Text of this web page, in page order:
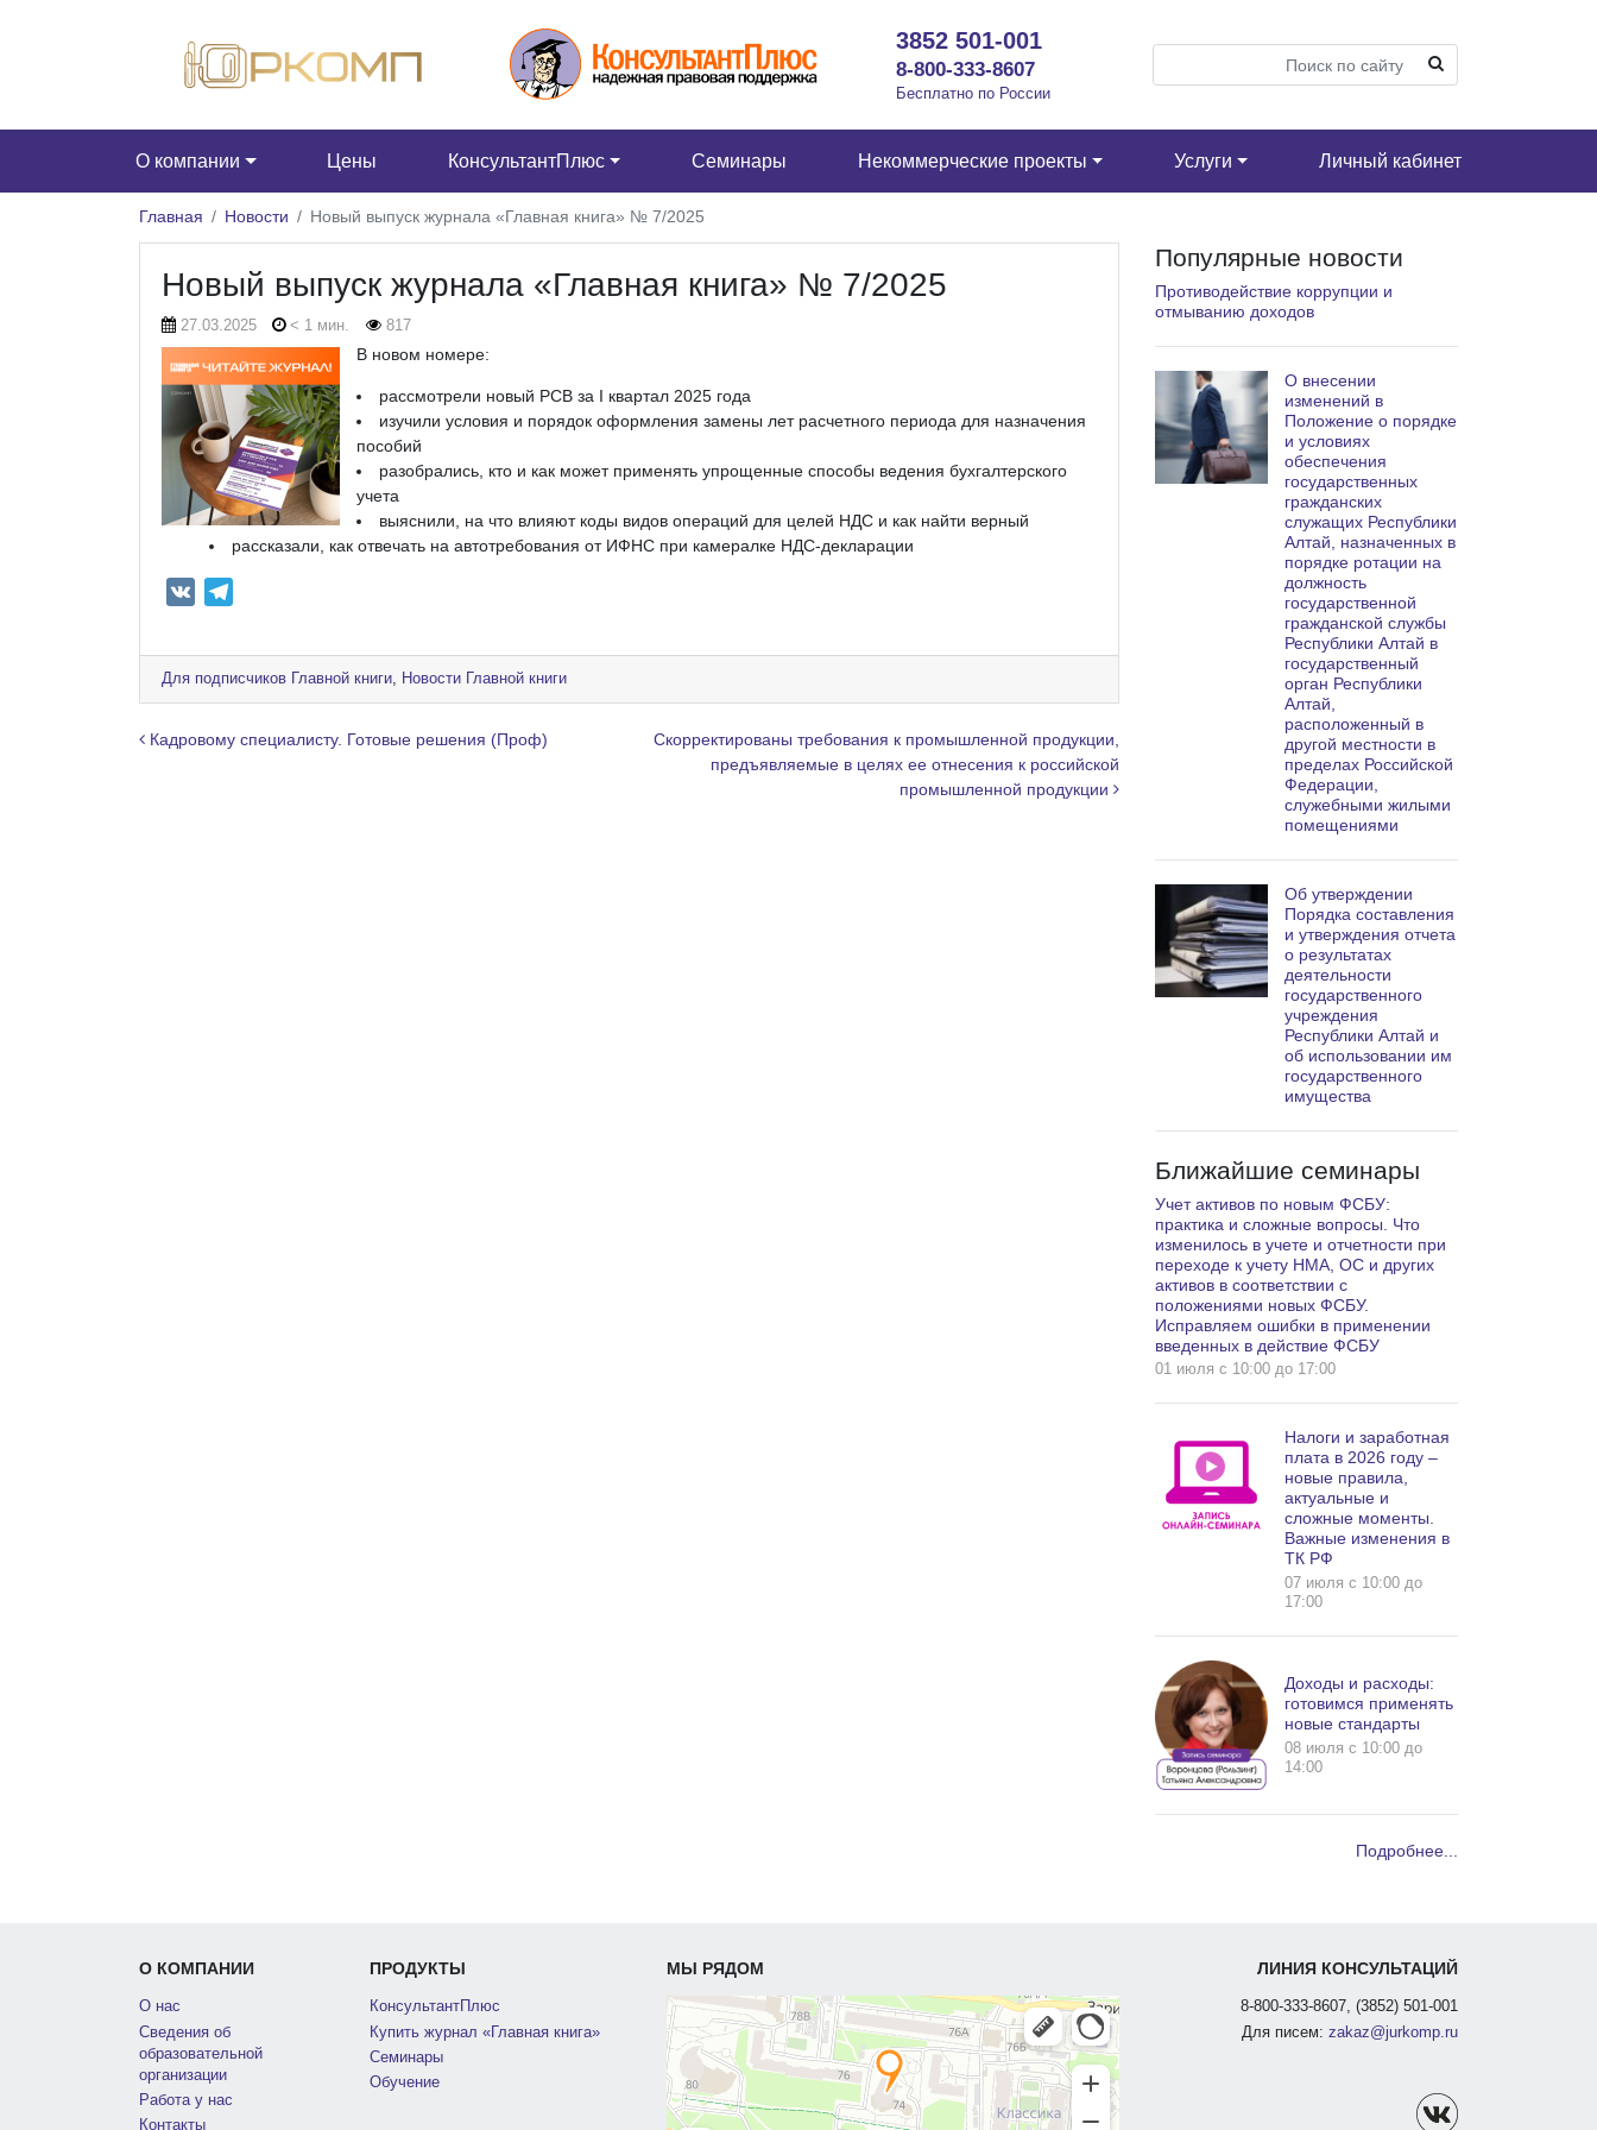
3852 501-001
8-800-333-8607
Бесплатно по России
О компании Цены КонсультантПлюс Семинары Некоммерческие проекты Услуги Личный кабинет
Главная Новости Новый выпуск журнала «Главная книга» № 7/2025
Новый выпуск журнала «Главная книга» № 7/2025
27.03.2025 < 1 мин. 817
В новом номере:
рассмотрели новый РСВ за I квартал 2025 года
изучили условия и порядок оформления замены лет расчетного периода для назначения
пособий
разобрались, кто и как может применять упрощенные способы ведения бухгалтерского
учета
выяснили, на что влияют коды видов операций для целей НДС и как найти верный
рассказали, как отвечать на автотребования от ИФНС при камералке НДС-декларации
e
g
r
Для подписчиков Главной книги, Новости Главной книги
Навигация по записям
Кадровому специалисту. Готовые решения (Проф)
Скорректированы требования к промышленной продукции,
предъявляемые в целях ее отнесения к российской
промышленной продукции
Популярные новости
Противодействие коррупции и
отмыванию доходов
О внесении
изменений в
Положение о порядке
и условиях
обеспечения
государственных
гражданских
служащих Республики
Алтай, назначенных в
порядке ротации на
должность
государственной
гражданской службы
Республики Алтай в
государственный
орган Республики
Алтай,
расположенный в
другой местности в
пределах Российской
Федерации,
служебными жилыми
помещениями
Об утверждении
Порядка составления
и утверждения отчета
о результатах
деятельности
государственного
учреждения
Республики Алтай и
об использовании им
государственного
имущества
Ближайшие семинары
Учет активов по новым ФСБУ:
практика и сложные вопросы. Что
изменилось в учете и отчетности при
переходе к учету НМА, ОС и других
активов в соответствии с
положениями новых ФСБУ.
Исправляем ошибки в применении
введенных в действие ФСБУ
01 июля c 10:00 до 17:00
Налоги и заработная
плата в 2026 году –
новые правила,
актуальные и
сложные моменты.
Важные изменения в
ТК РФ
07 июля c 10:00 до
17:00
Доходы и расходы:
готовимся применять
новые стандарты
08 июля c 10:00 до
14:00
Подробнее...
О КОМПАНИИ
О нас
Сведения об
образовательной
организации
Работа у нас
Контакты
ПРОДУКТЫ
КонсультантПлюс
Купить журнал «Главная книга»
Семинары
Обучение
МЫ РЯДОМ ЛИНИЯ КОНСУЛЬТАЦИЙ
8-800-333-8607, (3852) 501-001
Для писем: zakaz@jurkomp.ru